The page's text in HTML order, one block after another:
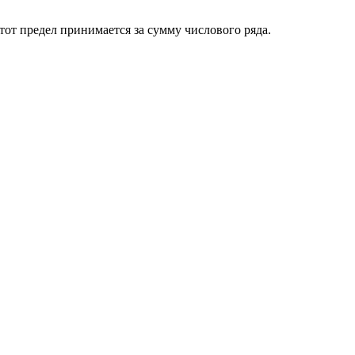
предел принимается за сумму числового ряда.